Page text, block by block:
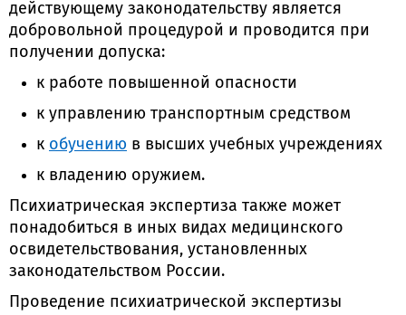
действующему законодательству является
добровольной процедурой и проводится при
получении допуска:
к работе повышенной опасности
к управлению транспортным средством
к обучению в высших учебных учреждениях
к владению оружием.
Психиатрическая экспертиза также может
понадобиться в иных видах медицинского
освидетельствования, установленных
законодательством России.
Проведение психиатрической экспертизы